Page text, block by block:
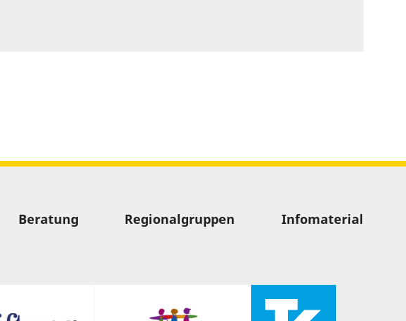
Beratung Regionalgruppen Infomaterial